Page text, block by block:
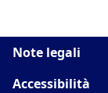
Note legali
Accessibilità